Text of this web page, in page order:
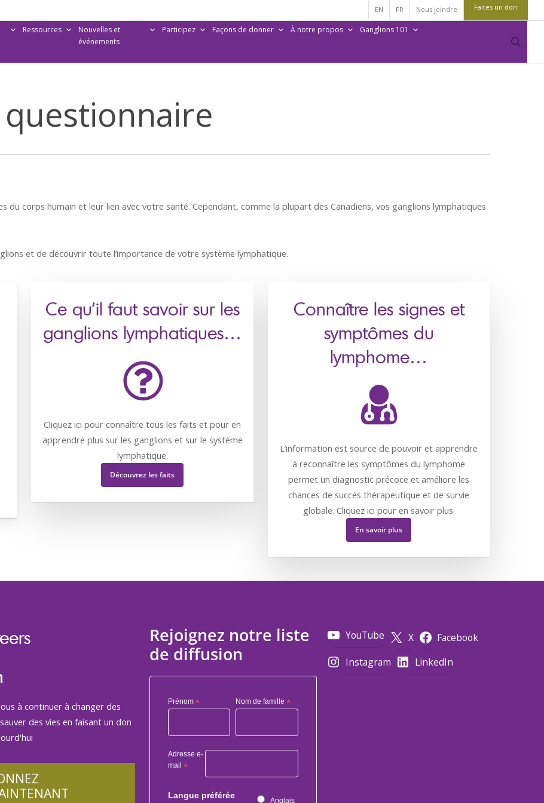
EN FR Nous joindre Faites un don
Ressources
Nouvelles et
événements
Participez Façons de donner À notre propos Ganglions 101
du corps humain et leur lien avec votre santé. Cependant, comme la plupart des Canadiens, vos ganglions lymphatiques
et de découvrir toute l’importance de votre système lymphatique.
Ce qu’il faut savoir sur les
ganglions lymphatiques…
Cliquez ici pour connaître tous les faits et pour en
apprendre plus sur les ganglions et sur le système
lymphatique.
Découvrez les faits
Connaître les signes et
symptômes du
lymphome…
L’information est source de pouvoir et apprendre
à reconnaître les symptômes du lymphome
permet un diagnostic précoce et améliore les
chances de succès thérapeutique et de survie
globale. Cliquez ici pour en savoir plus.
En savoir plus
à continuer à changer des
des vies en faisant un don
Rejoignez notre liste
de diffusion
Prénom * Nom de famille *
Adresse e-
mail *
Langue préférée
Anglais
YouTube X
Facebook
Instagram
LinkedIn